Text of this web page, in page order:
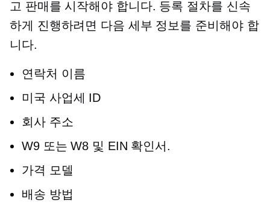
고 판매를 시작해야 합니다. 등록 절차를 신속
하게 진행하려면 다음 세부 정보를 준비해야 합
니다.
연락처 이름
미국 사업세 ID
회사 주소
W9 또는 W8 및 EIN 확인서.
가격 모델
배송 방법